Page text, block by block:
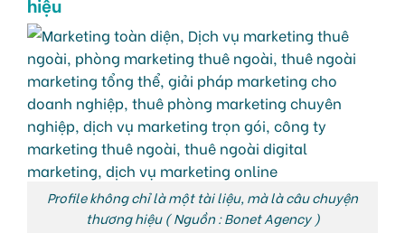
Profile không chỉ là một tài liệu, mà là câu chuyện
thương hiệu ( Nguồn : Bonet Agency )